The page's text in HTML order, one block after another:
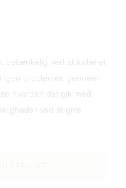
betænkelig ved at købe et
problemer, gennem
hvordan det gik med
ved at give